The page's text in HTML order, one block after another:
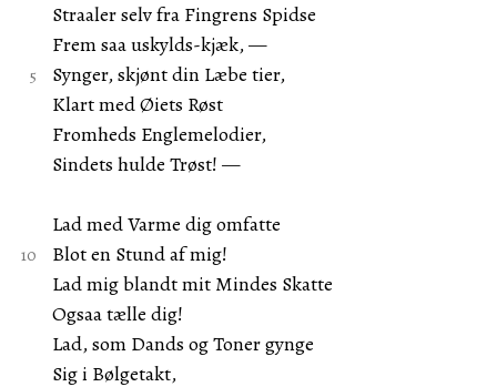
Straaler selv fra Fingrens Spidse
Frem saa uskylds-kjæk, —
Synger, skjønt din Læbe tier,
Klart med Øiets Røst
Fromheds Englemelodier,
Sindets hulde Trøst! —
Lad med Varme dig omfatte
Blot en Stund af mig!
Lad mig blandt mit Mindes Skatte
Ogsaa tælle dig!
Lad, som Dands og Toner gynge
Sig i Bølgetakt,